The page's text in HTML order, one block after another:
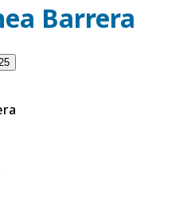
Barrera